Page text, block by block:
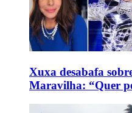
Xuxa desabafa
Maravilha: “Quer